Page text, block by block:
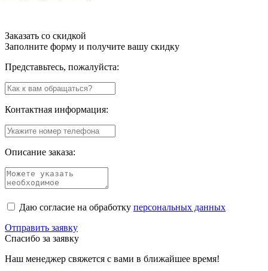
Заказать со скидкой
Заполните форму и получите вашу скидку
Представьтесь, пожалуйста:
Контактная информация:
Описание заказа:
Даю согласие на обработку персональных данных
Отправить заявку
Спасибо за заявку
Наш менеджер свяжется с вами в ближайшее время!